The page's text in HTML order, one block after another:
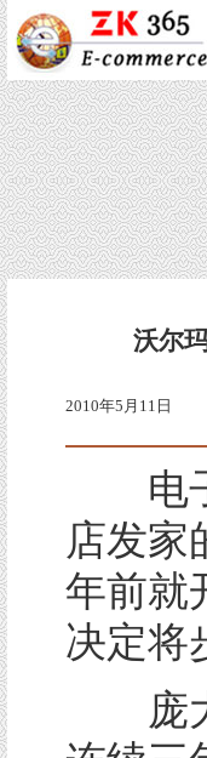
沃尔
2010年5月11日
电子
店发家
年前就
决定将
庞大